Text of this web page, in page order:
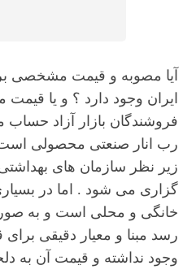
آیا مصوبه و قیمت مشخصی
ایران وجود دارد ؟ و یا
فروشندگان بازار آزاد
رب انار صنعتی محصولی
زیر نظر سازمان های
گزاری می شود . اما در
خانگی و محلی است و به
رسد مبنا و معیار دقیقی
وجود نداشته و قیمت آن به